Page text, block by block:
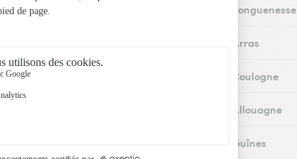
Fleuristes à Longuenesse
Fleuristes à Arras
Fleuristes à Coulogne
Fleuristes à Allouagne
Fleuristes à Guînes